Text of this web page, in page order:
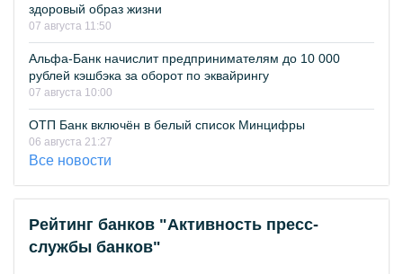
здоровый образ жизни
07 августа 11:50
Альфа-Банк начислит предпринимателям до 10 000
рублей кэшбэка за оборот по эквайрингу
07 августа 10:00
ОТП Банк включён в белый список Минцифры
06 августа 21:27
Все новости
Рейтинг банков "Активность пресс-
службы банков"